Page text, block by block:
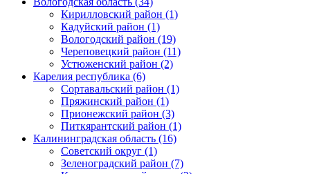
Кирилловский район (1)
Кадуйский район (1)
Вологодский район (19)
Череповецкий район (11)
Устюженский район (2)
Карелия республика (6)
Сортавальский район (1)
Пряжинский район (1)
Прионежский район (3)
Питкярантский район (1)
Калининградская область (16)
Советский округ (1)
Зеленоградский район (7)